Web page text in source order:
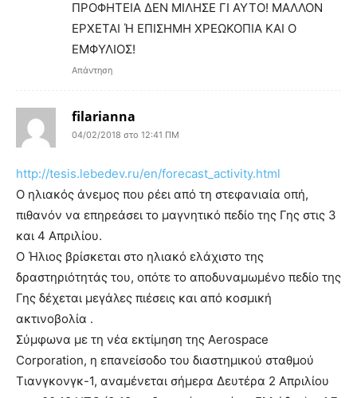
ΠΡΟΦΗΤΕΙΑ ΔΕΝ ΜΙΛΗΣΕ ΓΙ ΑΥΤΟ! ΜΑΛΛΟΝ
ΕΡΧΕΤΑΙ Ή ΕΠΙΣΗΜΗ ΧΡΕΩΚΟΠΙΑ ΚΑΙ Ο
ΕΜΦΥΛΙΟΣ!
Απάντηση
filarianna
04/02/2018 στο 12:41 ΠΜ
http://tesis.lebedev.ru/en/forecast_activity.html
Ο ηλιακός άνεμος που ρέει από τη στεφανιαία οπή,
πιθανόν να επηρεάσει το μαγνητικό πεδίο της Γης στις 3
και 4 Απριλίου.
Ο Ήλιος βρίσκεται στο ηλιακό ελάχιστο της
δραστηριότητάς του, οπότε το αποδυναμωμένο πεδίο της
Γης δέχεται μεγάλες πιέσεις και από κοσμική
ακτινοβολία .
Σύμφωνα με τη νέα εκτίμηση της Aerospace
Corporation, η επανείσοδο του διαστημικού σταθμού
Τιανγκονγκ-1, αναμένεται σήμερα Δευτέρα 2 Απριλίου